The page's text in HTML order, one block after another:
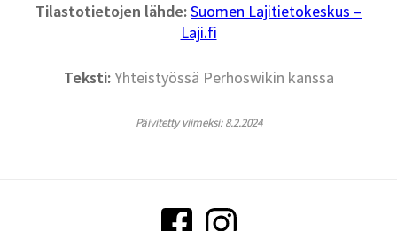
Tilastotietojen lähde:Suomen Lajitietokeskus –
Laji.fi
Teksti:Yhteistyössä Perhoswikin kanssa
Päivitetty viimeksi: 8.2.2024